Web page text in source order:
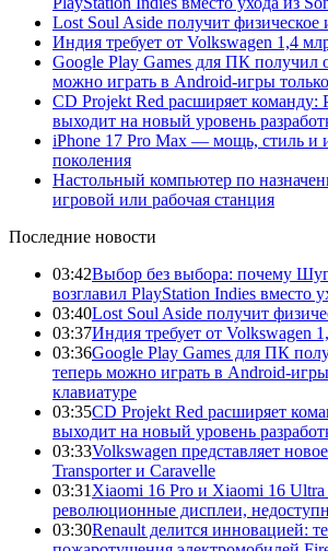
Lost Soul Aside получит физическое
Индия требует от Volkswagen 1,4
Google Play Games для ПК получил
можно играть в Android-игры
CD Projekt Red расширяет команду:
выходит на новый уровень
iPhone 17 Pro Max — мощь, стиль и
поколения
Настольный компьютер по
игровой или рабочая станция
Последние новости
03:42Выбор без выбора: почему
возглавил PlayStation Indies вместо
03:40Lost Soul Aside получит
03:37Индия требует от Volkswagen
03:36Google Play Games для ПК
теперь можно играть в Android-
клавиатуре
03:35CD Projekt Red расширяет
выходит на новый уровень
03:33Volkswagen представляет
Transporter и Caravelle
03:31 Xiaomi 16 Pro и Xiaomi 16 Ultra
революционные дисплеи,
03:30Renault делится инновацией: